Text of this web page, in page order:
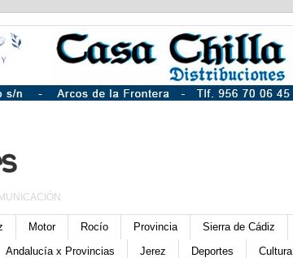
Motor Rocío Provincia Sierra de Cádiz
Andalucía x Provincias Jerez Deportes Cultura